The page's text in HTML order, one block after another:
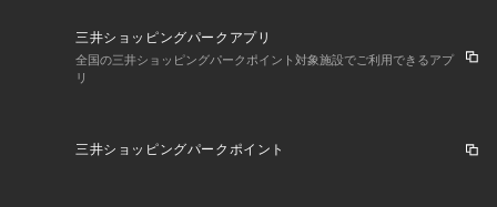
三井ショッピングパークアプリ
全国の三井ショッピングパークポイント対象施設でご利用できるアプ
リ
三井ショッピングパークポイント